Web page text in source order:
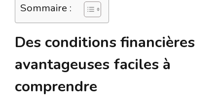
Sommaire :
Des conditions financières
avantageuses faciles à
comprendre